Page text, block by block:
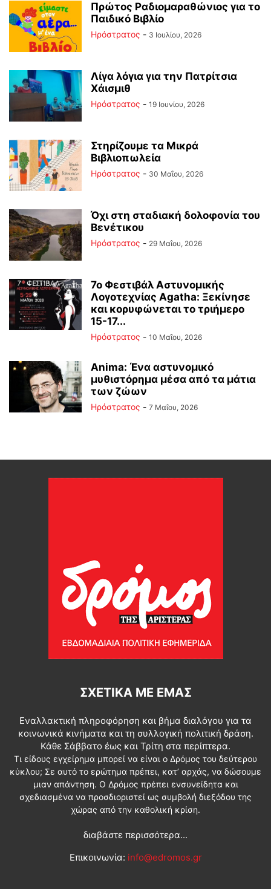
Πρώτος Ραδιομαραθώνιος για το
Παιδικό Βιβλίο
Ηρόστρατος - 3 Ιουλίου, 2026
Λίγα λόγια για την Πατρίτσια
Χάισμιθ
Ηρόστρατος - 19 Ιουνίου, 2026
Στηρίζουμε τα Μικρά
Βιβλιοπωλεία
Ηρόστρατος - 30 Μαΐου, 2026
Όχι στη σταδιακή δολοφονία του
Βενέτικου
Ηρόστρατος - 29 Μαΐου, 2026
7ο Φεστιβάλ Αστυνομικής
Λογοτεχνίας Agatha: Ξεκίνησε
και κορυφώνεται το τριήμερο
15-17...
Ηρόστρατος - 10 Μαΐου, 2026
Anima: Ένα αστυνομικό
μυθιστόρημα μέσα από τα μάτια
των ζώων
Ηρόστρατος - 7 Μαΐου, 2026
ΣΧΕΤΙΚΆ ΜΕ ΕΜΆΣ
Εναλλακτική πληροφόρηση και βήμα διαλόγου για τα
κοινωνικά κινήματα και τη συλλογική πολιτική δράση.
Κάθε Σάββατο έως και Τρίτη στα περίπτερα.
Τι είδους εγχείρημα μπορεί να είναι ο Δρόμος του δεύτερου
κύκλου; Σε αυτό το ερώτημα πρέπει, κατ’ αρχάς, να δώσουμε
μιαν απάντηση. Ο Δρόμος πρέπει ενσυνείδητα και
σχεδιασμένα να προσδιοριστεί ως συμβολή διεξόδου της
χώρας από την καθολική κρίση.
διαβάστε περισσότερα...
Επικοινωνία: info@edromos.gr